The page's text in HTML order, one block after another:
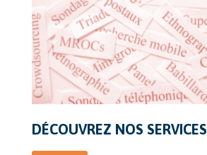
DÉCOUVREZ NOS SERVICES